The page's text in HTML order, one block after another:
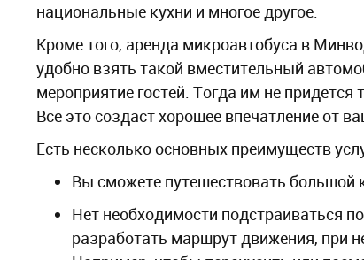
национальные кухни и многое другое.
Кроме того, аренда микроавтобуса в
удобно взять такой вместительный
мероприятие гостей. Тогда им не
Все это создаст хорошее впечатление от
Есть несколько основных преимуществ
Вы сможете путешествовать большой
Нет необходимости подстраиваться
разработать маршрут движения, при